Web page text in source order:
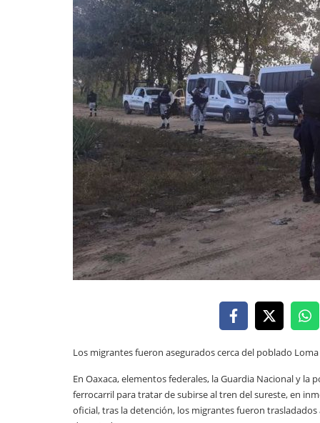
Los migrantes fueron asegurados cerca del poblado
En Oaxaca, elementos federales, la Guardia Nacional y
ferrocarril para tratar de subirse al tren del sureste, en
oficial, tras la detención, los migrantes fueron